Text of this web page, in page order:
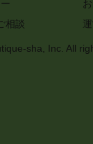
相談
sha, Inc. All